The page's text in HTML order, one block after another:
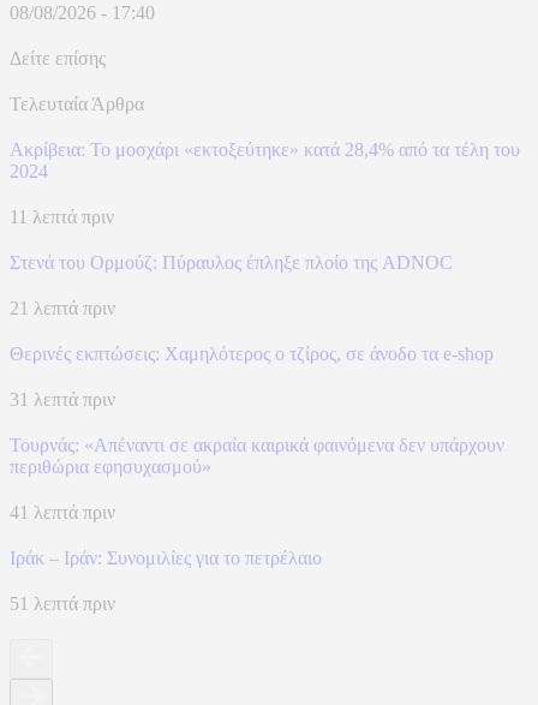
08/08/2026 - 17:40
Δείτε επίσης
Τελευταία Άρθρα
Ακρίβεια: Το μοσχάρι «εκτοξεύτηκε» κατά 28,4% από τα τέλη του
2024
11 λεπτά πριν
Στενά του Ορμούζ: Πύραυλος έπληξε πλοίο της ADNOC
21 λεπτά πριν
Θερινές εκπτώσεις: Χαμηλότερος ο τζίρος, σε άνοδο τα e-shop
31 λεπτά πριν
Τουρνάς: «Απέναντι σε ακραία καιρικά φαινόμενα δεν υπάρχουν
περιθώρια εφησυχασμού»
41 λεπτά πριν
Ιράκ – Ιράν: Συνομιλίες για το πετρέλαιο
51 λεπτά πριν